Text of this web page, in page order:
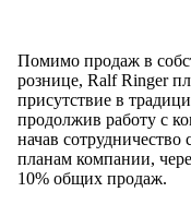
Помимо продаж в
рознице, Ralf Ringer
присутствие в
продолжив работу с
начав
планам компании,
10% общих продаж.